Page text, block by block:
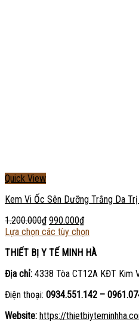
Quick View
Kem Vi Ốc Sên Dưỡng Trắng Da
1.200.000₫ 990.000₫
Lựa chọn các tùy chọn
THIẾT BỊ Y TẾ MINH HÀ
Địa chỉ: 4338 Tòa CT12A KĐT Kim
Điện thoại: 0934.551.142 –
Website: https://